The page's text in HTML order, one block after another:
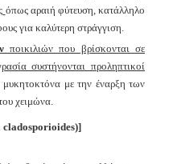
όπως αραιή φύτευση, κατάλληλο
για καλύτερη στράγγιση.
ποικιλιών που βρίσκονται σε
συστήνονται προληπτικοί
μυκητοκτόνα με την έναρξη των
χειμώνα.
cladosporioides)]